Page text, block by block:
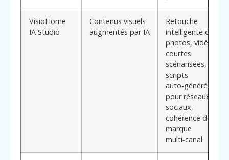
VisioHome
IA Studio
Contenus visuels
augmentés par IA
Retouche
intelligente de
photos, vidéos
courtes
scénarisées,
scripts
auto‑générés
pour réseaux
sociaux,
cohérence de
marque
multi‑canal.